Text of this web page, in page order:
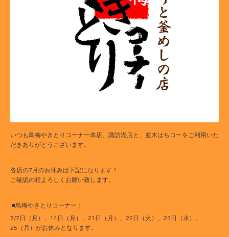
いつも鳥梅やきとりコーナー本店、諏訪湖店と、並木はちコーをご利用いた
だきありがとうございます。
各店の7月のお休みは下記になります！
ご確認の程よろしくお願い致します。
■鳥梅やきとりコーナー：
7/7日（月）、14日（月）、21日（月）、22日（火）、23日（水）、
28（月）がお休みとなります。